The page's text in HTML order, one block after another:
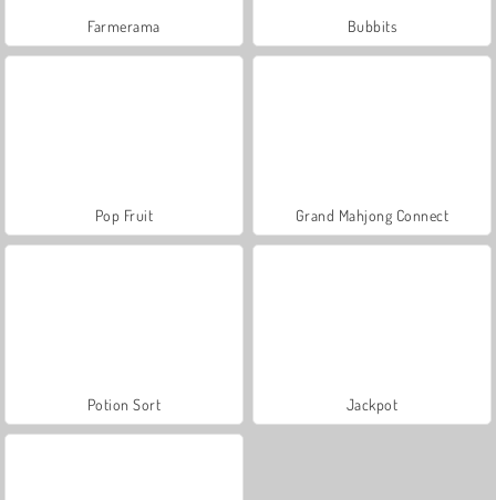
Farmerama Bubbits
Pop Fruit Grand Mahjong Connect
Potion Sort Jackpot